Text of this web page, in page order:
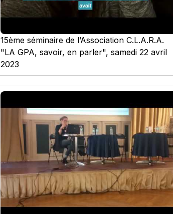
15ème séminaire de l’Association C.L.A.R.A.
"LA GPA, savoir, en parler", samedi 22 avril
2023